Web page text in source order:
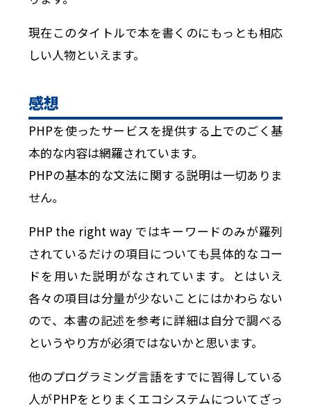
現在このタイトルで本を書くのにもっとも相応
しい人物といえます。
感想
PHPを使ったサービスを提供する上でのごく基
本的な内容は網羅されています。
PHPの基本的な文法に関する説明は一切ありま
せん。
PHP the right way ではキーワードのみが羅列
されているだけの項目についても具体的なコー
ドを用いた説明がなされています。とはいえ
各々の項目は分量が少ないことにはかわらない
ので、本書の記述を参考に詳細は自分で調べる
というやり方が必須ではないかと思います。
他のプログラミング言語をすでに習得している
人がPHPをとりまくエコシステムについてざっ